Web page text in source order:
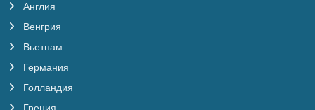
Англия
Венгрия
Вьетнам
Германия
Голландия